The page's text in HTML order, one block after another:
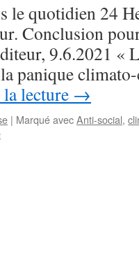
le quotidien 24
Conclusion
9.6.2021 «
panique
lecture →
| Marqué avecAnti-social,